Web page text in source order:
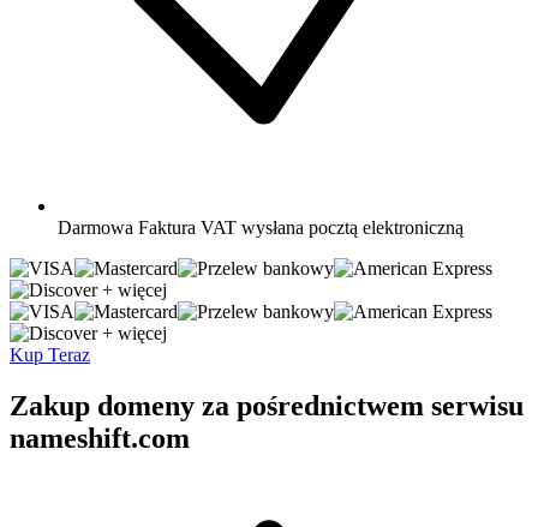
Darmowa Faktura VAT wysłana pocztą elektroniczną
+ więcej
+ więcej
Kup Teraz
Zakup domeny za pośrednictwem serwisu
nameshift.com